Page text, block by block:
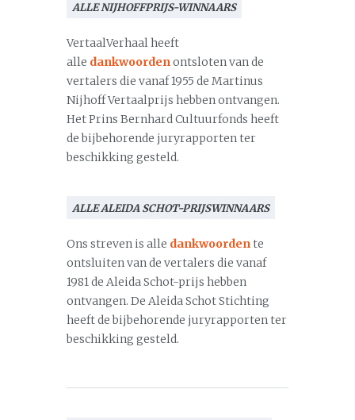
ALLE NIJHOFFPRIJS-WINNAARS
VertaalVerhaal heeft
alle dankwoordenontsloten van de
vertalers die vanaf 1955 de Martinus
Nijhoff Vertaalprijs hebben ontvangen.
Het Prins Bernhard Cultuurfonds heeft
de bijbehorende juryrapporten ter
beschikking gesteld.
ALLE ALEIDA SCHOT-PRIJSWINNAARS
Ons streven is alle dankwoordente
ontsluiten van de vertalers die vanaf
1981 de Aleida Schot-prijs hebben
ontvangen. De Aleida Schot Stichting
heeft de bijbehorende juryrapporten ter
beschikking gesteld.